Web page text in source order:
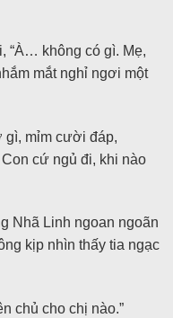
“À… không có gì. Mẹ,
mắt nghỉ ngơi một
gì, mỉm cười đáp,
cứ ngủ đi, khi nào
Nhã Linh ngoan ngoãn
kịp nhìn thấy tia ngạc
chủ cho chị nào.”